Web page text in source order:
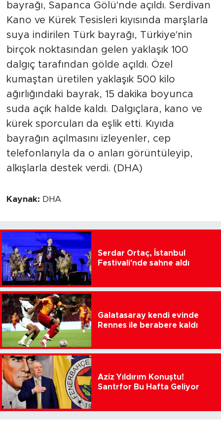
bayrağı, Sapanca Gölü'nde açıldı. Serdivan
Kano ve Kürek Tesisleri kıyısında marşlarla
suya indirilen Türk bayrağı, Türkiye'nin
birçok noktasından gelen yaklaşık 100
dalgıç tarafından gölde açıldı. Özel
kumaştan üretilen yaklaşık 500 kilo
ağırlığındaki bayrak, 15 dakika boyunca
suda açık halde kaldı. Dalgıçlara, kano ve
kürek sporcuları da eşlik etti. Kıyıda
bayrağın açılmasını izleyenler, cep
telefonlarıyla da o anları görüntüleyip,
alkışlarla destek verdi. (DHA)
Kaynak: DHA
Serdar Ortaç, İstanbul
Festivali'nde sahne aldı
Galatasaray kendi evinde
Rennes ile berabere kaldı
Aziz Yıldırım Konuştu!
Santrfor Bu Hafta Geliyor